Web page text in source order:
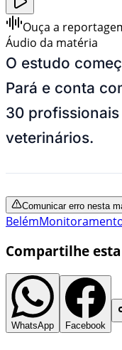
Ouça a
Áudio da matéria
O estudo
Pará e conta
30
veterinários.
Comunicar erro nesta
Belém
Compartilhe
WhatsApp Facebook